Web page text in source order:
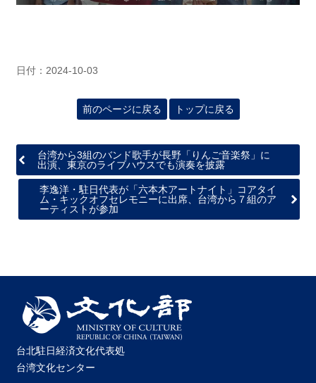
日付：2024-10-03
前のページに戻る トップに戻る
台湾から3組のバンド歌手が長野「りんご音楽祭」に
出演、東京のライブハウスでも演奏を披露
李逸洋・駐日代表が「六本木アートナイト」コアタイ
ム・キックオフセレモニーに出席、台湾から７組のア
ーティストが参加
台北駐日経済文化代表処
台湾文化センター